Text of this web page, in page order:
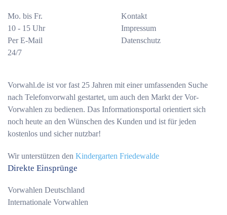
Mo. bis Fr.
10 - 15 Uhr
Per E-Mail
24/7
Kontakt
Impressum
Datenschutz
Vorwahl.de ist vor fast 25 Jahren mit einer umfassenden Suche
nach Telefonvorwahl gestartet, um auch den Markt der Vor-
Vorwahlen zu bedienen. Das Informationsportal orientiert sich
noch heute an den Wünschen des Kunden und ist für jeden
kostenlos und sicher nutzbar!
Wir unterstützen den Kindergarten Friedewalde
Direkte Einsprünge
Vorwahlen Deutschland
Internationale Vorwahlen